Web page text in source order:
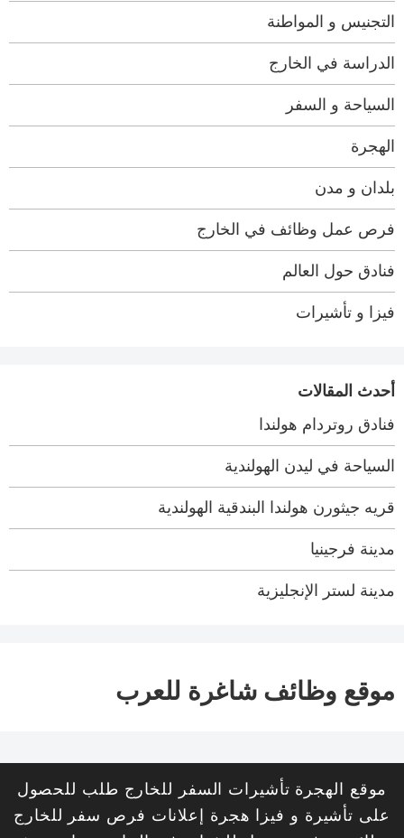
التجنيس و المواطنة
الدراسة في الخارج
السياحة و السفر
الهجرة
بلدان و مدن
فرص عمل وظائف في الخارج
فنادق حول العالم
فيزا و تأشيرات
أحدث المقالات
فنادق روتردام هولندا
السياحة في ليدن الهولندية
قريه جيثورن هولندا البندقية الهولندية
مدينة فرجينيا
مدينة لستر الإنجليزية
موقع وظائف شاغرة للعرب
موقع الهجرة تأشيرات السفر للخارج طلب للحصول
على تأشيرة و فيزا هجرة إعلانات فرص سفر للخارج